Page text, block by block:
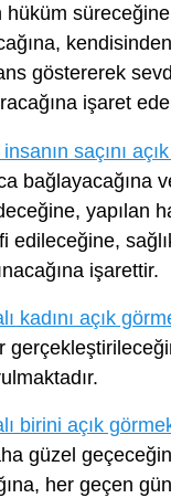
hüküm
göstererek
işaret
saçını
bağlayacağına
yapılan
edileceğine,
işarettir.
kadını açık
birini açık
güzel
her geçen